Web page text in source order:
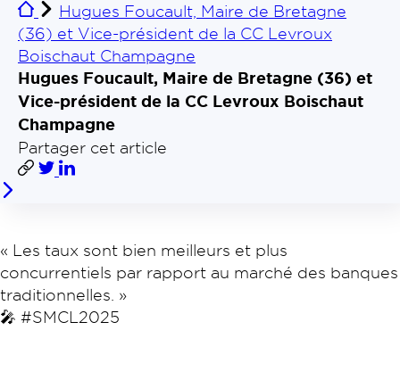
Journalistes
Hugues Foucault, Maire de Bretagne
(36) et Vice-président de la CC Levroux
Boischaut Champagne
Hugues Foucault, Maire de Bretagne (36) et
Vice-président de la CC Levroux Boischaut
Champagne
Partager cet article
« Les taux sont bien meilleurs et plus
concurrentiels par rapport au marché des banques
traditionnelles. »
🎤 #SMCL2025